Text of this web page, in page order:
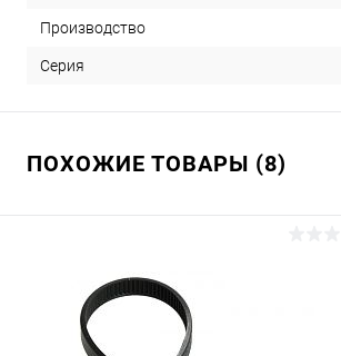
Производство
Серия
ПОХОЖИЕ ТОВАРЫ (8)